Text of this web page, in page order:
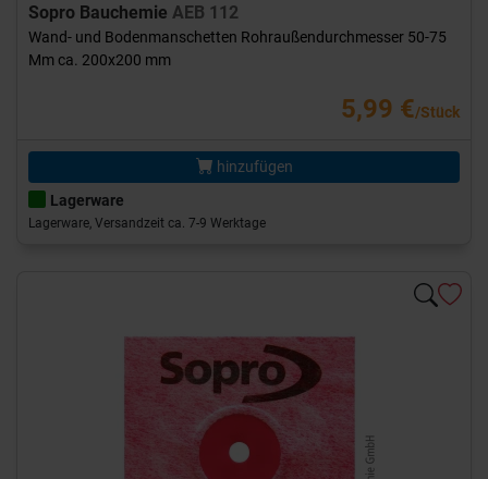
Sopro Bauchemie AEB 112
Wand- und Bodenmanschetten Rohraußendurchmesser 50-75
Mm ca. 200x200 mm
5,99 €/Stück
hinzufügen
Lagerware
Lagerware, Versandzeit ca. 7-9 Werktage